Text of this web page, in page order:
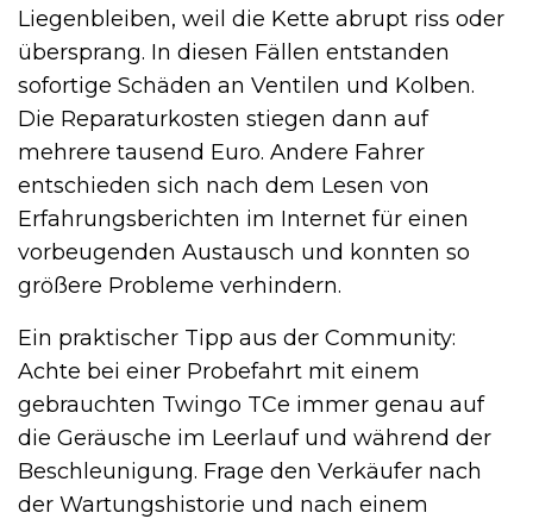
Liegenbleiben, weil die Kette abrupt riss oder
übersprang. In diesen Fällen entstanden
sofortige Schäden an Ventilen und Kolben.
Die Reparaturkosten stiegen dann auf
mehrere tausend Euro. Andere Fahrer
entschieden sich nach dem Lesen von
Erfahrungsberichten im Internet für einen
vorbeugenden Austausch und konnten so
größere Probleme verhindern.
Ein praktischer Tipp aus der Community:
Achte bei einer Probefahrt mit einem
gebrauchten Twingo TCe immer genau auf
die Geräusche im Leerlauf und während der
Beschleunigung. Frage den Verkäufer nach
der Wartungshistorie und nach einem